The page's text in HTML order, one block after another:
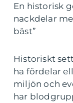
En historisk
nackdelar
bäst”
Historiskt
ha fördelar
miljön och
har